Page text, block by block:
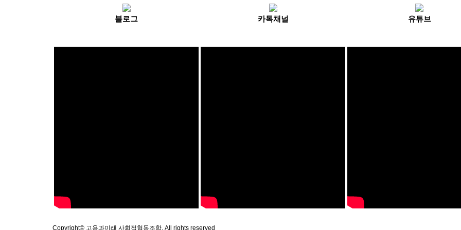
블로그 카톡채널 유튜브
Copyright© 고용과미래 사회적협동조합. All rights reserved